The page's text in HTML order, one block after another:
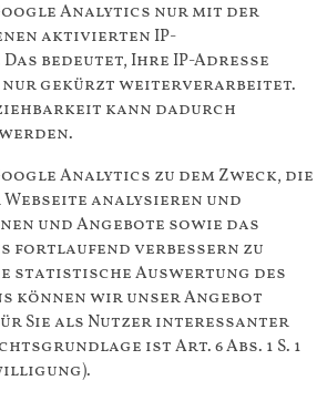
Analytics nur mit der
aktivierten IP-
bedeutet, Ihre IP-Adresse
nur gekürzt weiterverarbeitet.
kann dadurch
Analytics zu dem Zweck, die
analysieren und
und Angebote sowie das
fortlaufend verbessern zu
statistische Auswertung des
können wir unser Angebot
Sie als Nutzer interessanter
ist Art. 6 Abs. 1 S. 1